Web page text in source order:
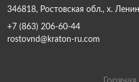
346818, Ростовская обл., х.
+7 (863) 206-60-44
rostovnd@kraton-ru.com